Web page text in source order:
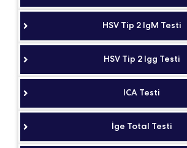
HSV Tip 2 IgM Testi
HSV Tip 2 Igg Testi
ICA Testi
İge Total Testi